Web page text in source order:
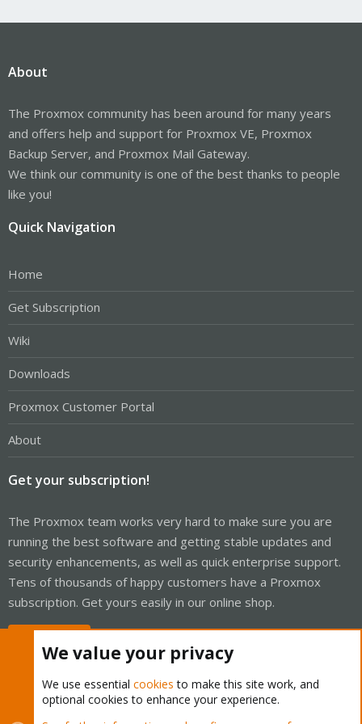
About
The Proxmox community has been around for many years
and offers help and support for Proxmox VE, Proxmox
Backup Server, and Proxmox Mail Gateway.
We think our community is one of the best thanks to people
like you!
Quick Navigation
Home
Get Subscription
Wiki
Downloads
Proxmox Customer Portal
About
Get your subscription!
The Proxmox team works very hard to make sure you are
running the best software and getting stable updates and
security enhancements, as well as quick enterprise support.
Tens of thousands of happy customers have a Proxmox
subscription. Get yours easily in our online shop.
We value your privacy
We use essential cookies to make this site work, and
optional cookies to enhance your experience.